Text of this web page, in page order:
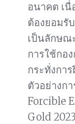
อนาคต เ
ต้องยอมรั
เป็นลักษณ
การใช้กอ
กระทั่งกา
ตัวอย่างก
Forcible
Gold